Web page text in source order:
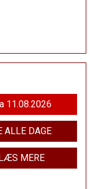
Fra 11.08.2026
ALLE DAGE
LÆS MERE